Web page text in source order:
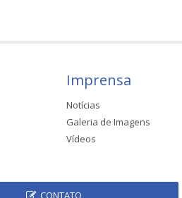
Imprensa
Notícias
Galeria de Imagens
Vídeos
CONTATO